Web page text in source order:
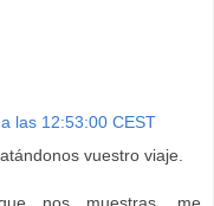
las 12:53:00 CEST
vuestro viaje.